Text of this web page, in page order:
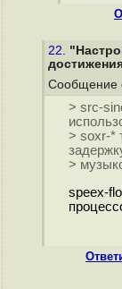
22.
Сообщение
> src-
> soxr-*
>
speex-